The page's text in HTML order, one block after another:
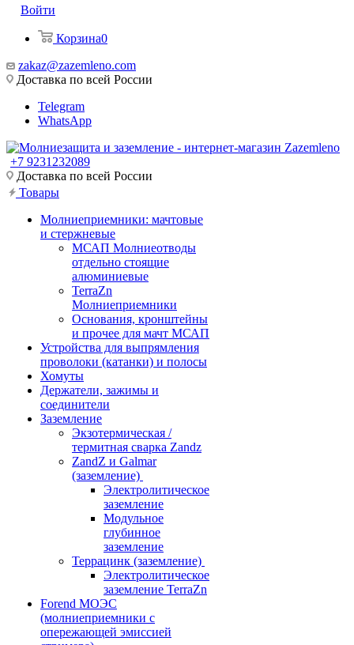
Войти
Корзина0
zakaz@zazemleno.com
Доставка по всей России
Telegram
WhatsApp
+7 9231232089
Доставка по всей России
Товары
Молниеприемники: мачтовые
и стержневые
МСАП Молниеотводы
отдельно стоящие
алюминиевые
TerraZn
Молниеприемники
Основания, кронштейны
и прочее для мачт МСАП
Устройства для выпрямления
проволоки (катанки) и полосы
Хомуты
Держатели, зажимы и
соединители
Заземление
Экзотермическая /
термитная сварка Zandz
ZandZ и Galmar
(заземление)
Электролитическое
заземление
Модульное
глубинное
заземление
Террацинк (заземление)
Электролитическое
заземление TerraZn
Forend МОЭС
(молниеприемники с
опережающей эмиссией